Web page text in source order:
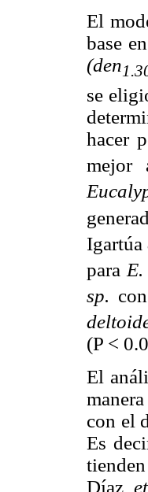
El
base
(den
se
hacer
mejor
Igartúa
para
sp.
(P <
El
con el
Es
Díaz